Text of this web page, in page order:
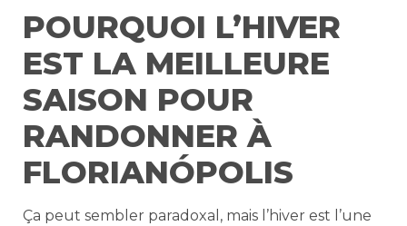
POURQUOI L’HIVER
EST LA MEILLEURE
SAISON POUR
RANDONNER À
FLORIANÓPOLIS
Ça peut sembler paradoxal, mais l’hiver est l’une